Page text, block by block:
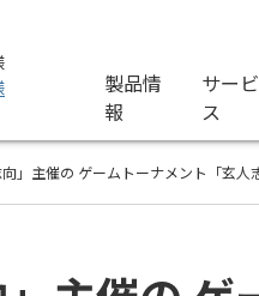
製品情
報
サービ
ス
向」主催の ゲームトーナメント「玄人